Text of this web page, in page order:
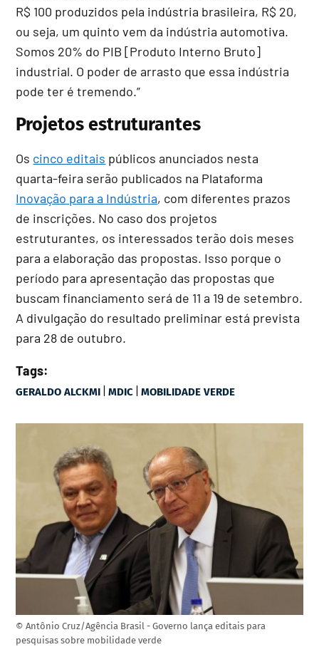
R$ 100 produzidos pela indústria brasileira, R$ 20,
ou seja, um quinto vem da indústria automotiva.
Somos 20% do PIB [Produto Interno Bruto]
industrial. O poder de arrasto que essa indústria
pode ter é tremendo.”
Projetos estruturantes
Os cinco editais públicos anunciados nesta
quarta-feira serão publicados na Plataforma
Inovação para a Indústria, com diferentes prazos
de inscrições. No caso dos projetos
estruturantes, os interessados terão dois meses
para a elaboração das propostas. Isso porque o
período para apresentação das propostas que
buscam financiamento será de 11 a 19 de setembro.
A divulgação do resultado preliminar está prevista
para 28 de outubro.
Tags:
GERALDO ALCKMI |MDIC |MOBILIDADE VERDE
© Antônio Cruz/Agência Brasil - Governo lança editais para
pesquisas sobre mobilidade verde